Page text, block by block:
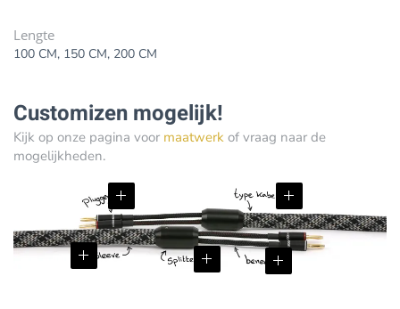
Lengte
100 CM, 150 CM, 200 CM
Customizen mogelijk!
Kijk op onze pagina voor maatwerk of vraag naar de
mogelijkheden.